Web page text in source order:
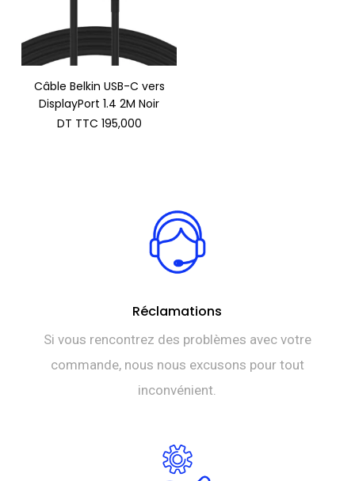
Câble Belkin USB-C vers
DisplayPort 1.4 2M Noir
DT TTC 195,000
Réclamations
Si vous rencontrez des problèmes avec votre
commande, nous nous excusons pour tout
inconvénient.